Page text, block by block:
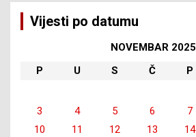
Vijesti po datumu
NOVEMBAR 2025
P
U S Č P
3
4 5 6 7
10
11 12 13 14